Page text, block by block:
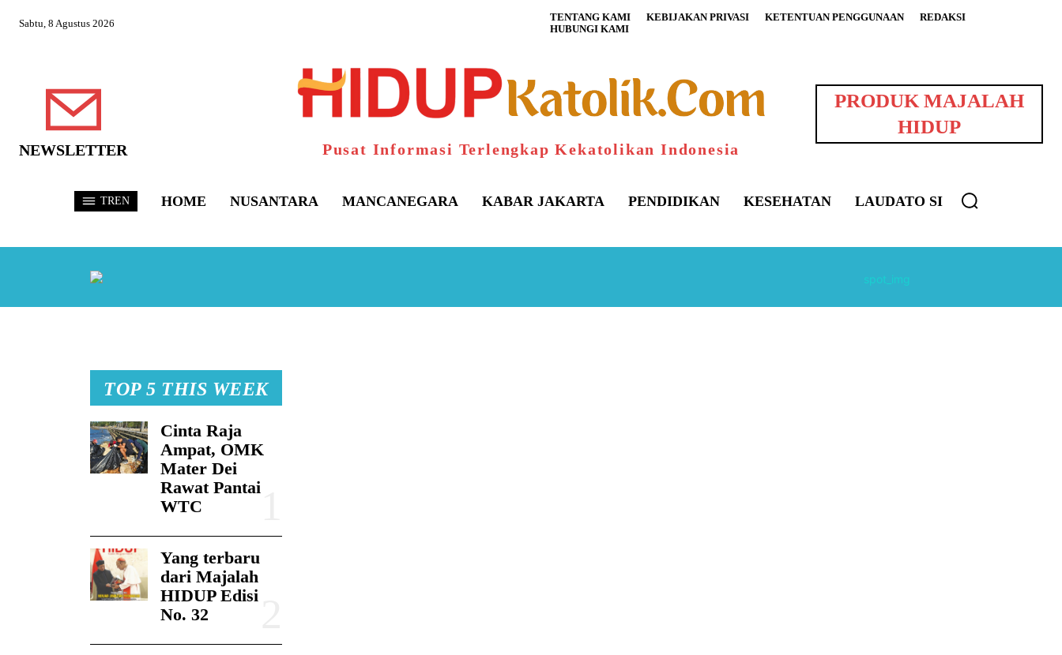
Sabtu, 8 Agustus 2026 TENTANG KAMI KEBIJAKAN PRIVASI KETENTUAN PENGGUNAAN
REDAKSI
HUBUNGI KAMI
NEWSLETTER Pusat Informasi Terlengkap Kekatolikan Indonesia
PRODUK MAJALAH
HIDUP
TREN HOME NUSANTARA MANCANEGARA KABAR JAKARTA PENDIDIKAN KESEHATAN LAUDATO SI
TOP 5 THIS WEEK
Cinta Raja
Ampat, OMK
Mater Dei
Rawat Pantai
WTC
Yang terbaru
dari Majalah
HIDUP Edisi
No. 32